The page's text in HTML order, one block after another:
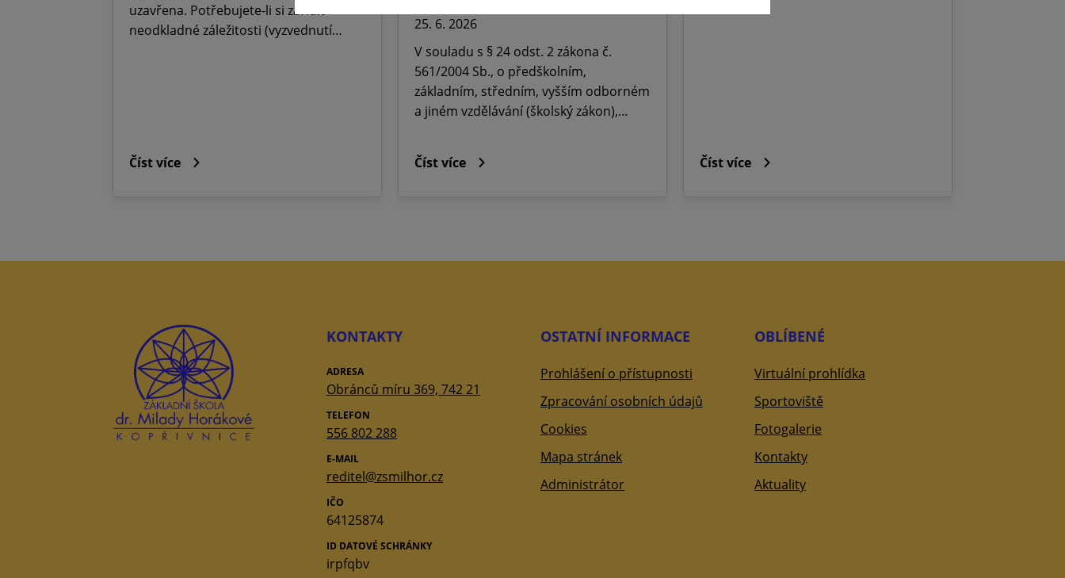
uzavřena. Potřebujete-li si zařídit
neodkladné záležitosti (vyzvednutí…
Číst více
25. 6. 2026
V souladu s § 24 odst. 2 zákona č.
561/2004 Sb., o předškolním,
základním, středním, vyšším odborném
a jiném vzdělávání (školský zákon),…
Číst více Číst více
KONTAKTY
ADRESA
Obránců míru 369, 742 21
TELEFON
556 802 288
E-MAIL
reditel@zsmilhor.cz
IČO
64125874
ID DATOVÉ SCHRÁNKY
irpfqbv
OSTATNÍ INFORMACE
Prohlášení o přístupnosti
Zpracování osobních údajů
Cookies
Mapa stránek
Administrátor
OBLÍBENÉ
Virtuální prohlídka
Sportoviště
Fotogalerie
Kontakty
Aktuality